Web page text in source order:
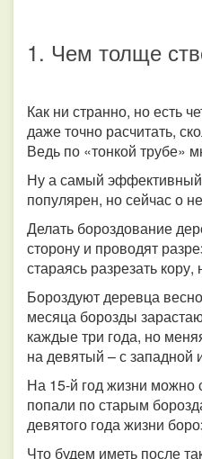
1. Чем толще
Как ни странно, но есть
даже точно расчитать,
Ведь по «тонкой трубе»
Ну а самый
популярен, но сейчас о
Делать бороздование
сторону и проводят
стараясь разрезать
Бороздуют деревца
месяца борозды
каждые три года, но
на девятый – с западной
На 15-й год жизни можно
попали по старым
девятого года жизни
Что будем иметь после